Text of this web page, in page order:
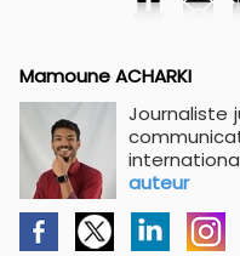
Mamoune ACHARKI
Journaliste
auteur